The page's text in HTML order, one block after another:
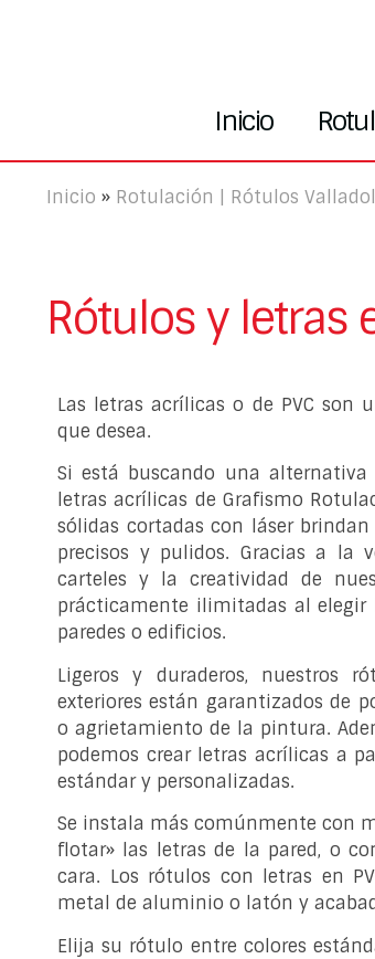
Inicio
Inicio » Rotulación | Rótulos
Rótulos y letras
Las letras acrílicas o de PVC son
que desea.
Si está buscando una
letras acrílicas de Grafismo
sólidas cortadas con láser
precisos y pulidos. Gracias a la
carteles y la creatividad de
prácticamente ilimitadas al elegir
paredes o edificios.
Ligeros y duraderos, nuestros
exteriores están garantizados de
o agrietamiento de la pintura.
podemos crear letras acrílicas a
estándar y personalizadas.
Se instala más comúnmente con
flotar» las letras de la pared, o
cara. Los rótulos con letras en
metal de aluminio o latón y
Elija su rótulo entre colores